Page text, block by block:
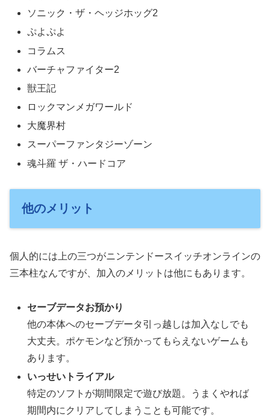
ソニック・ザ・ヘッジホッグ2
ぷよぷよ
コラムス
バーチャファイター2
獣王記
ロックマンメガワールド
大魔界村
スーパーファンタジーゾーン
魂斗羅 ザ・ハードコア
他のメリット
個人的には上の三つがニンテンドースイッチオンラインの
三本柱なんですが、加入のメリットは他にもあります。
セーブデータお預かり
他の本体へのセーブデータ引っ越しは加入なしでも
大丈夫。ポケモンなど預かってもらえないゲームも
あります。
いっせいトライアル
特定のソフトが期間限定で遊び放題。うまくやれば
期間内にクリアしてしまうことも可能です。